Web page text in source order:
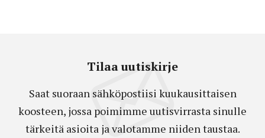
Tilaa uutiskirje
Saat suoraan sähköpostiisi kuukausittaisen
koosteen, jossa poimimme uutisvirrasta sinulle
tärkeitä asioita ja valotamme niiden taustaa.